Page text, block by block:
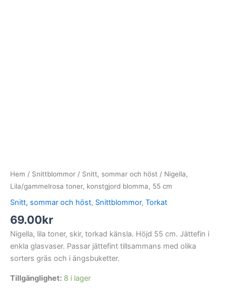
Hem / Snittblommor / Snitt, sommar och höst / Nigella,
Lila/gammelrosa toner, konstgjord blomma, 55 cm
Snitt, sommar och höst, Snittblommor, Torkat
69.00kr
Nigella, lila toner, skir, torkad känsla. Höjd 55 cm. Jättefin i
enkla glasvaser. Passar jättefint tillsammans med olika
sorters gräs och i ängsbuketter.
Tillgänglighet: 8 i lager